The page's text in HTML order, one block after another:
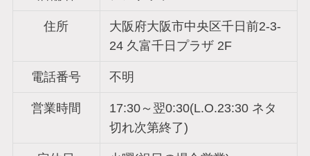
住所
大阪府大阪市中央区千日前2-3-
24 久富千日プラザ 2F
電話番号 不明
営業時間
17:30～翌0:30(L.O.23:30 ネタ
切れ次第終了)